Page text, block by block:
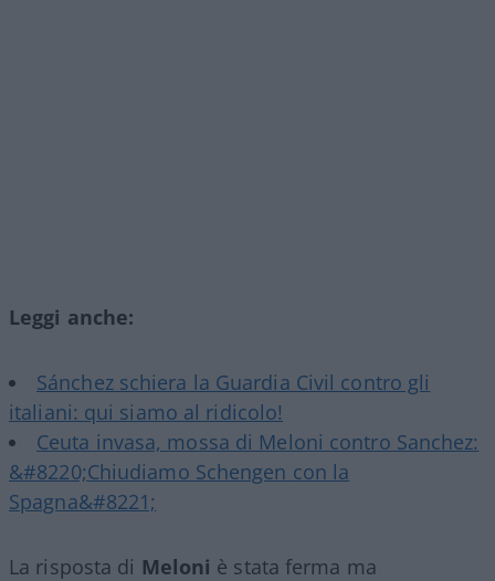
Leggi anche:
Sánchez schiera la Guardia Civil contro gli
italiani: qui siamo al ridicolo!
Ceuta invasa, mossa di Meloni contro Sanchez:
&#8220;Chiudiamo Schengen con la
Spagna&#8221;
La risposta di Meloni è stata ferma ma